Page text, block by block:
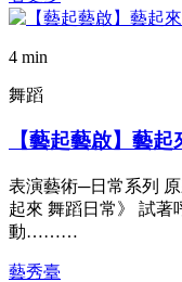
4 min
舞蹈
【藝起藝啟】藝
表演藝術─日常系列
起來 舞蹈日常》 試著
動………
藝秀臺